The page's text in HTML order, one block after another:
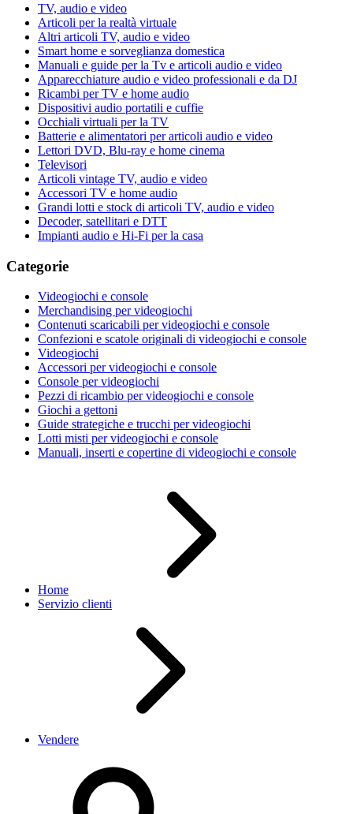
TV, audio e video
Articoli per la realtà virtuale
Altri articoli TV, audio e video
Smart home e sorveglianza domestica
Manuali e guide per la Tv e articoli audio e video
Apparecchiature audio e video professionali e da DJ
Ricambi per TV e home audio
Dispositivi audio portatili e cuffie
Occhiali virtuali per la TV
Batterie e alimentatori per articoli audio e video
Lettori DVD, Blu-ray e home cinema
Televisori
Articoli vintage TV, audio e video
Accessori TV e home audio
Grandi lotti e stock di articoli TV, audio e video
Decoder, satellitari e DTT
Impianti audio e Hi-Fi per la casa
Categorie
Videogiochi e console
Merchandising per videogiochi
Contenuti scaricabili per videogiochi e console
Confezioni e scatole originali di videogiochi e console
Videogiochi
Accessori per videogiochi e console
Console per videogiochi
Pezzi di ricambio per videogiochi e console
Giochi a gettoni
Guide strategiche e trucchi per videogiochi
Lotti misti per videogiochi e console
Manuali, inserti e copertine di videogiochi e console
Home
Servizio clienti
Vendere